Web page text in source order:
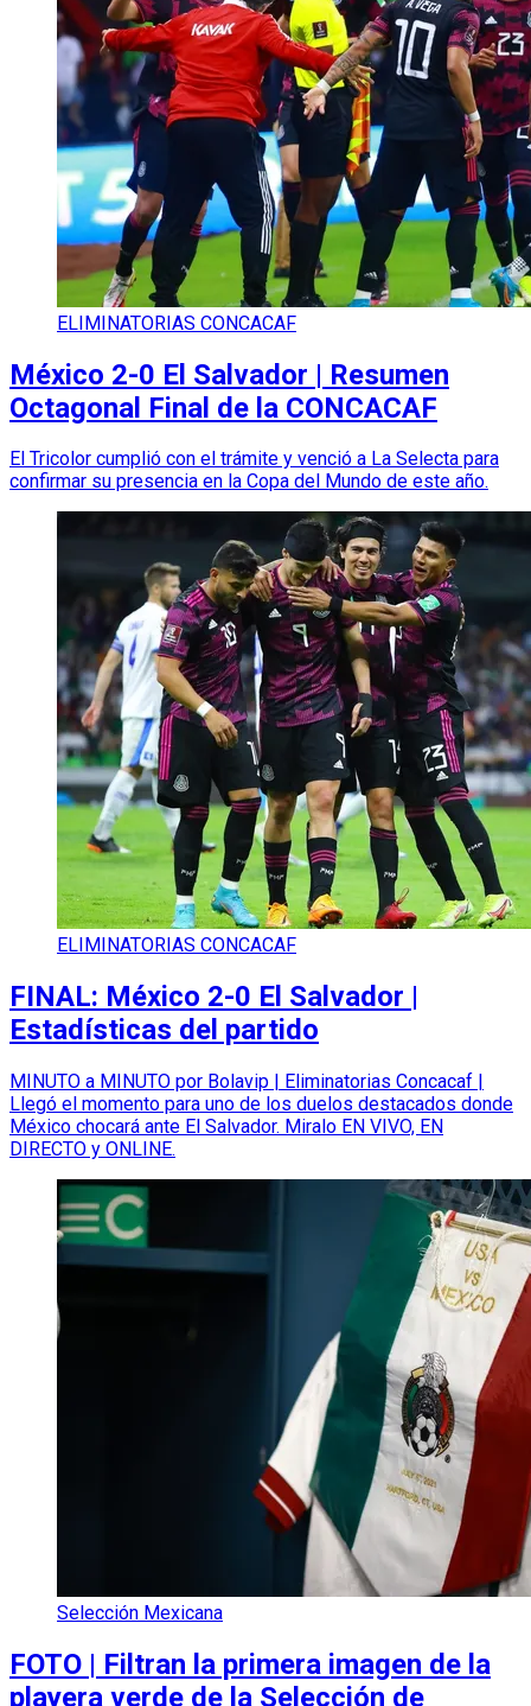
ELIMINATORIAS CONCACAF
México 2-0 El Salvador | Resumen
Octagonal Final de la CONCACAF
El Tricolor cumplió con el trámite y venció a La Selecta para
confirmar su presencia en la Copa del Mundo de este año.
ELIMINATORIAS CONCACAF
FINAL: México 2-0 El Salvador |
Estadísticas del partido
MINUTO a MINUTO por Bolavip | Eliminatorias Concacaf |
Llegó el momento para uno de los duelos destacados donde
México chocará ante El Salvador. Miralo EN VIVO, EN
DIRECTO y ONLINE.
Selección Mexicana
FOTO | Filtran la primera imagen de la
playera verde de la Selección de